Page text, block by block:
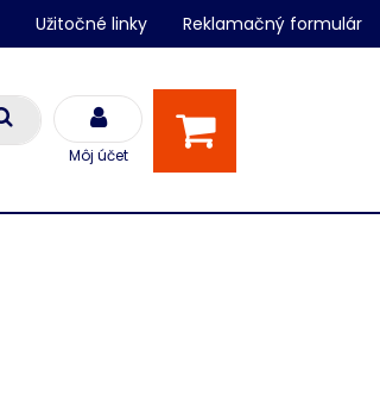
Môj účet
Užitočné linky Reklamačný formulár